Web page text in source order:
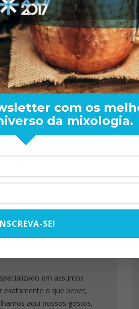
CASTANHEIRA EUCALIPTO
PRÓXIMO ARTIGO
O SEU BAR.
em assuntos
exatamente o que beber,
aqui nossos gostos,
RAND BARTENDER: DE
VISTA PARA O MUNDO
com os
da mixologia.
SE!